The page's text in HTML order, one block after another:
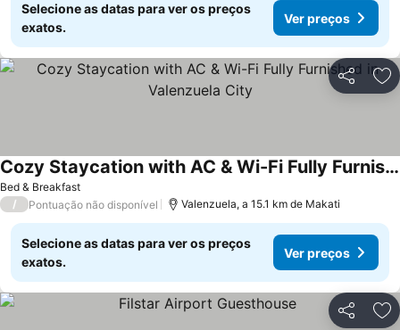
Selecione as datas para ver os preços
exatos.
Ver preços
Partilhar
Bed & Breakfast
Cozy Staycation with AC & Wi-Fi Fully Furnished in Valenzuela City
/ Pontuação não disponível Valenzuela, a 15.1 km de Makati
Selecione as datas para ver os preços
exatos.
Ver preços
Partilhar